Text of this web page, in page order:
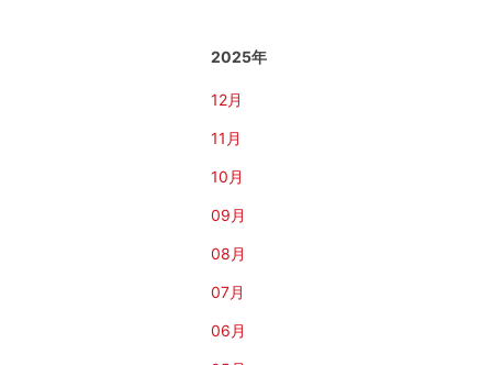
2025年
12月
11月
10月
09月
08月
07月
06月